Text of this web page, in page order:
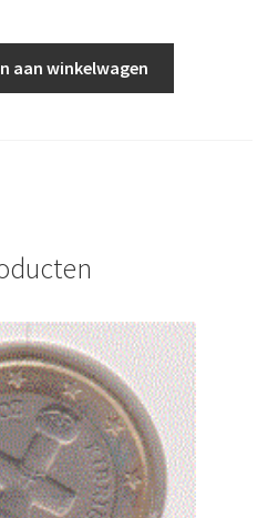
aan winkelwagen